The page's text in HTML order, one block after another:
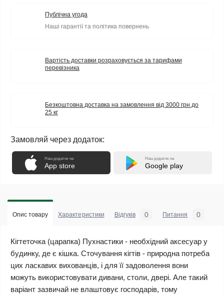
Публічна угода
Наші гарантії та політика повернень
Вартість доставки розраховується за тарифами
перевізника
Безкоштовна доставка на замовлення від 3000 грн до
25 кг
Замовляй через додаток:
Наш додаток на
App store
Наш додаток на
Google play
Опис товару Характеристики Відгуків 0 Питання 0
Кігтеточка (царапка) Пухнастики - необхідний аксесуар у
будинку, де є кішка. Сточування кігтів - природна потреба
цих ласкавих вихованців, і для її задоволення вони
можуть використовувати дивани, столи, двері. Але такий
варіант зазвичай не влаштовує господарів, тому